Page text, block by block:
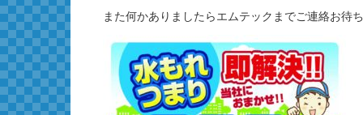
また何かありましたらエムテックまでご連絡お待